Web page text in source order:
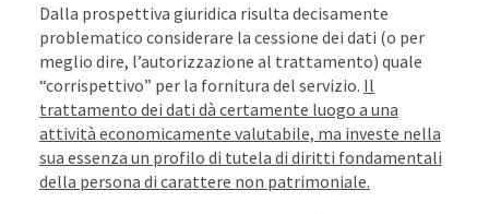
Dalla prospettiva giuridica risulta decisamente
problematico considerare la cessione dei dati (o per
meglio dire, l’autorizzazione al trattamento) quale
“corrispettivo” per la fornitura del servizio. Il
trattamento dei dati dà certamente luogo a una
attività economicamente valutabile, ma investe nella
sua essenza un profilo di tutela di diritti fondamentali
della persona di carattere non patrimoniale.